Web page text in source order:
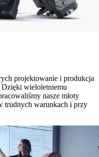
projektowanie i produkcja
wieloletniemu
nasze młoty
trudnych warunkach i przy